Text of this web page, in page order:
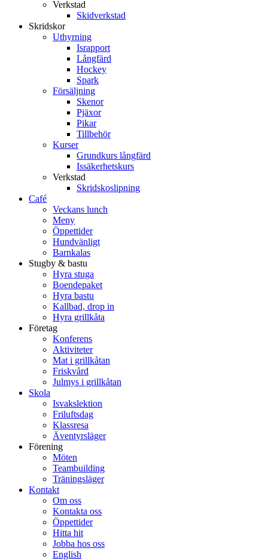
Verkstad
Skidverkstad
Skridskor
Uthyrning
Israpport
Långfärd
Hockey
Spark
Försäljning
Skenor
Pjäxor
Pikar
Tillbehör
Kurser
Grundkurs långfärd
Issäkerhetskurs
Verkstad
Skridskoslipning
Café
Veckans lunch
Meny
Öppettider
Hundvänligt
Barnkalas
Stugby & bastu
Hyra stuga
Boendepaket
Hyra bastu
Kallbad, drop in
Hyra grillkåta
Företag
Konferens
Aktiviteter
Mat i grillkåtan
Friskvård
Julmys i grillkåtan
Skola
Isvakslektion
Friluftsdag
Klassresa
Äventyrsläger
Förening
Möten
Teambuilding
Träningsläger
Kontakt
Om oss
Kontakta oss
Öppettider
Hitta hit
Jobba hos oss
English